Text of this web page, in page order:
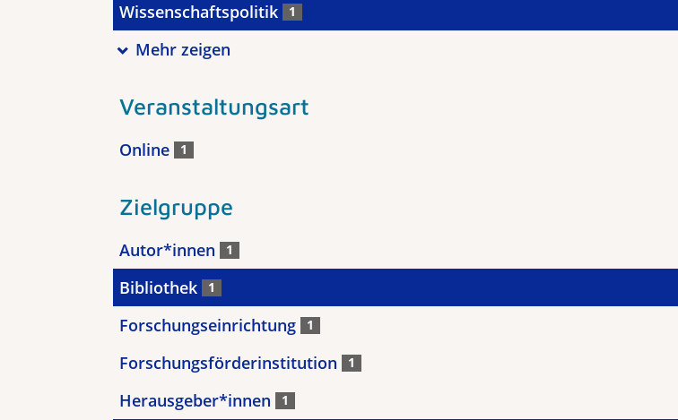
Wissenschaftspolitik 1
Mehr zeigen
Veranstaltungsart
Online 1
Zielgruppe
Autor*innen 1
Bibliothek 1
Forschungseinrichtung 1
Forschungsförderinstitution 1
Herausgeber*innen 1